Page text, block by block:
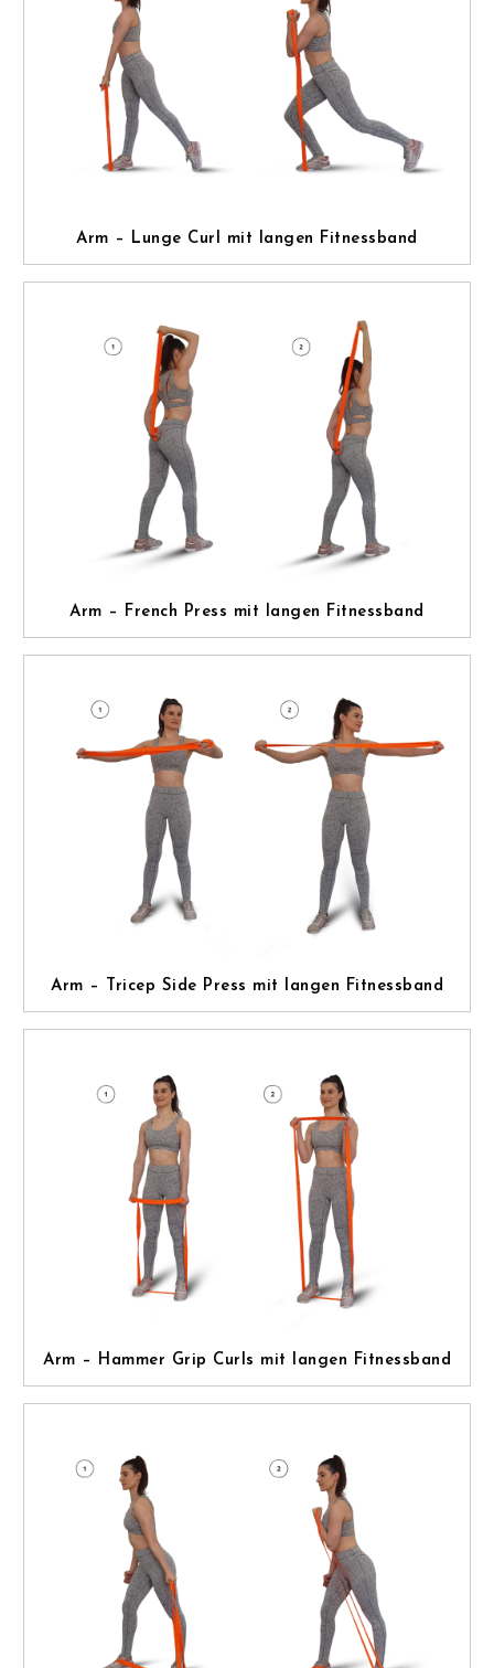
Arm – Lunge Curl mit langen Fitnessband
Arm – French Press mit langen Fitnessband
Arm – Tricep Side Press mit langen Fitnessband
Arm – Hammer Grip Curls mit langen Fitnessband